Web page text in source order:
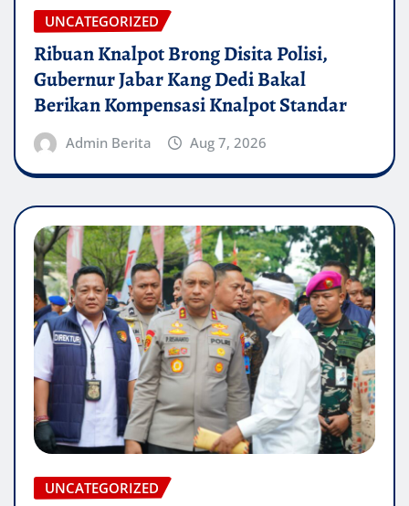
UNCATEGORIZED
Ribuan Knalpot Brong Disita Polisi,
Gubernur Jabar Kang Dedi Bakal
Berikan Kompensasi Knalpot Standar
Admin Berita Aug 7, 2026
UNCATEGORIZED